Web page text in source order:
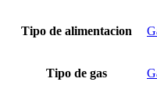
Tipo de alimentacion
Tipo de gas